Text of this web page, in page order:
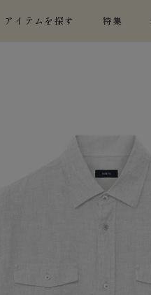
アイテムを探す 特集